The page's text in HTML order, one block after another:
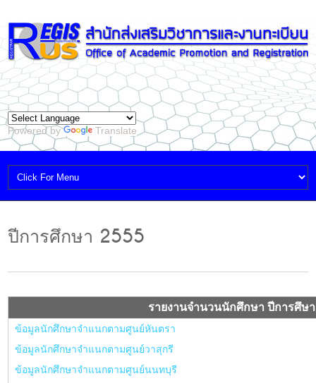
Powered by Translate
ปีการศึกษา 2555
รายงานจำนวนนักศึกษา ปีการศึษา
ข้อมูลนักศึกษาจำแนกตามศูนย์หันตรา
ข้อมูลนักศึกษาจำแนกตามศูนย์วาสุกรี
ข้อมูลนักศึกษาจำแนกตามศูนย์นนทบุรี